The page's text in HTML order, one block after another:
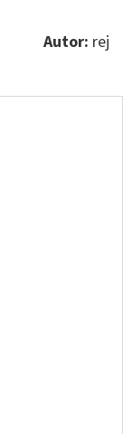
Autor: rej